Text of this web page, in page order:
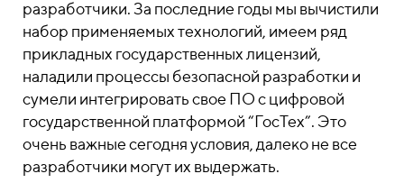
разработчики. За последние годы мы вычистили
набор применяемых технологий, имеем ряд
прикладных государственных лицензий,
наладили процессы безопасной разработки и
сумели интегрировать свое ПО с цифровой
государственной платформой “ГосТех”. Это
очень важные сегодня условия, далеко не все
разработчики могут их выдержать.